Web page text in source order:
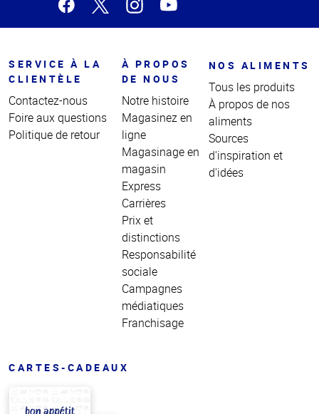
SERVICE À LA
CLIENTÈLE
Contactez-nous
Foire aux questions
Politique de retour
À PROPOS
DE NOUS
Notre histoire
Magasinez en
ligne
Magasinage en
magasin
Express
Carrières
Prix et
distinctions
Responsabilité
sociale
Campagnes
médiatiques
Franchisage
NOS ALIMENTS
Tous les produits
À propos de nos
aliments
Sources
d'inspiration et
d'idées
CARTES-CADEAUX